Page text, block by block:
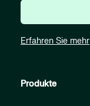
Erfahren Sie mehr
Produkte